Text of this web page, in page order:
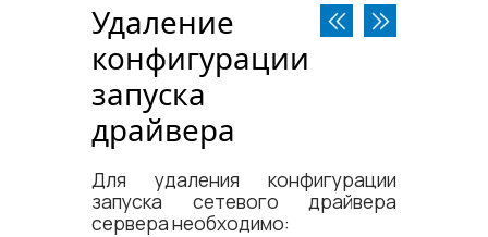
Удаление
конфигурации
запуска
драйвера
Для удаления конфигурации
запуска сетевого драйвера
сервера необходимо: